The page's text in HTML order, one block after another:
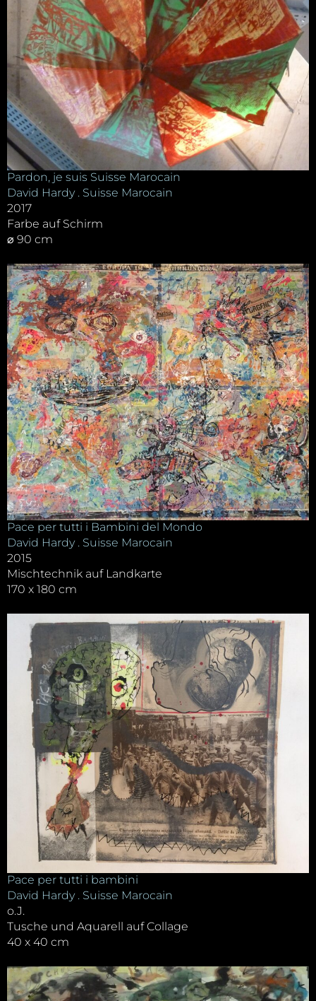
Pardon, je suis Suisse Marocain
David Hardy . Suisse Marocain
2017
Farbe auf Schirm
⌀ 90 cm
Pace per tutti i Bambini del Mondo
David Hardy . Suisse Marocain
2015
Mischtechnik auf Landkarte
170 x 180 cm
Pace per tutti i bambini
David Hardy . Suisse Marocain
o.J.
Tusche und Aquarell auf Collage
40 x 40 cm